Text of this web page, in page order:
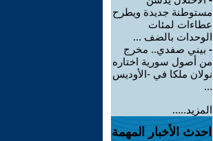
مستوطنة جديدة ويطرح
عطاءات لمئات
الوحدات بالضف ...
- بيني صفدي.. مخرج
من أصول سورية اختاره
نولان ملكا في -الأوديس
...
المزيد.....
احدث الأخبار المهمة